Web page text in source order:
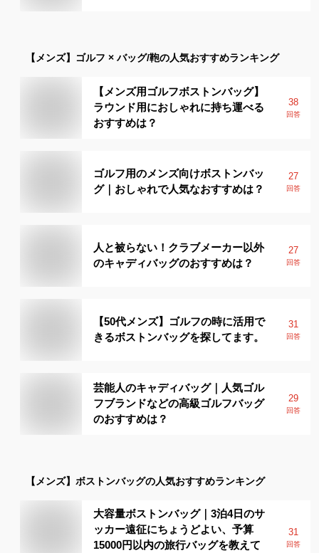
【メンズ】 ゴルフ × バッグ/鞄の人気おすすめランキング
【メンズ用ゴルフボストンバッグ】
ラウンド用におしゃれに持ち運べる
おすすめは？
38
回答
ゴルフ用のメンズ向けボストンバッ
グ｜おしゃれで人気なおすすめは？
27
回答
人と被らない！クラブメーカー以外
のキャディバッグのおすすめは？
27
回答
【50代メンズ】ゴルフの時に活用で
きるボストンバッグを探してます。
31
回答
芸能人のキャディバッグ｜人気ゴル
フブランドなどの高級ゴルフバッグ
のおすすめは？
29
回答
【メンズ】 ボストンバッグの人気おすすめランキング
大容量ボストンバッグ｜3泊4日のサ
ッカー遠征にちょうどよい、予算
15000円以内の旅行バッグを教えて
31
回答